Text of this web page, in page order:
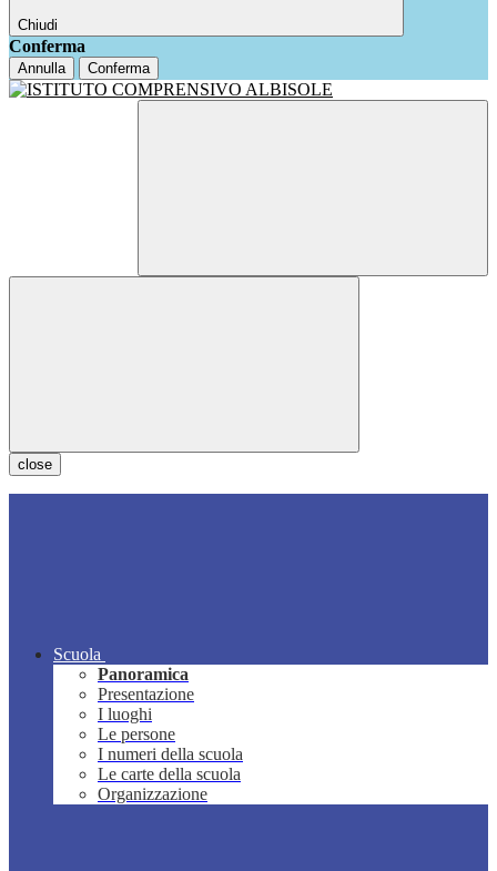
Chiudi
Conferma
Annulla Conferma
close
Scuola
Panoramica
Presentazione
I luoghi
Le persone
I numeri della scuola
Le carte della scuola
Organizzazione